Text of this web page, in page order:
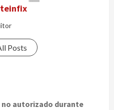
Posts
autorizado durante